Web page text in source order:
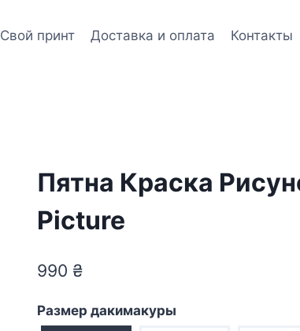
Свой принт Доставка и оплата Контакты
Пятна Краска
Picture
990 ₴
Размер дакимакуры